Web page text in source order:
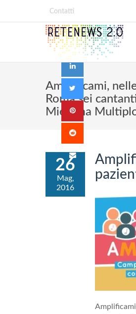
Contatti
Amplificami,
Roma sei
Mieloma
26
Mag,
2016